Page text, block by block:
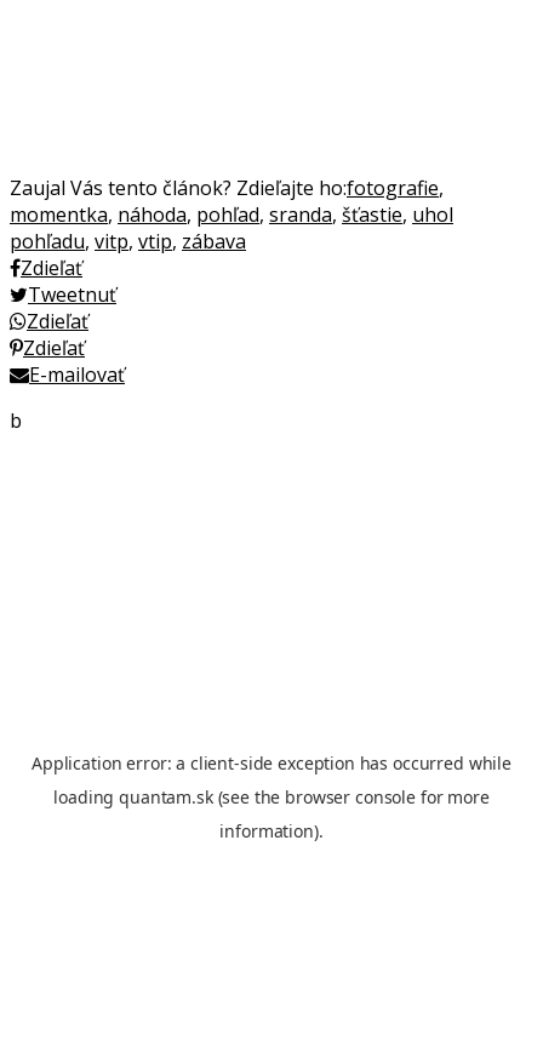
Zaujal Vás tento článok? Zdieľajte ho:fotografie,
momentka, náhoda, pohľad, sranda, šťastie, uhol
pohľadu, vitp, vtip, zábava
Zdieľať
Tweetnuť
Zdieľať
Zdieľať
E-mailovať
b